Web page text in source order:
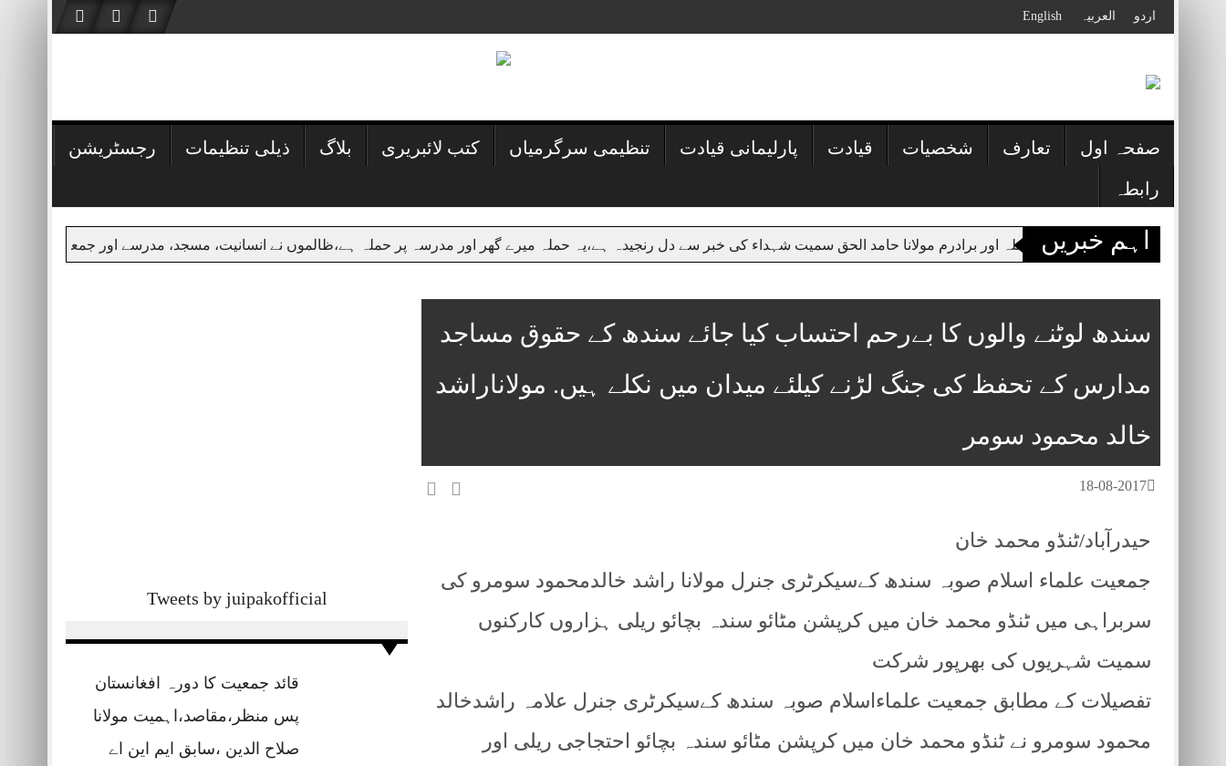
to
content
اردو العربیہ English
صفحہ اول تعارف شخصیات قیادت پارلیمانی قیادت تنظیمی سرگرمیاں کتب لائبریری بلاگ ذیلی تنظیمات رجسٹریشن
رابطہ
اہم خبریں
حقانیہ پر حملہ اور برادرم مولانا حامد الحق سمیت شہداء کی خبر سے دل رنجیدہ ہے،یہ حملہ میرے گھر اور مدرسہ پر حملہ ہے،ظالموں نے انسانیت، مسجد، مدرسے اور جمعہ کی حرمت پامال کی،کے
Tweets by juipakofficial
قائد جمعیت کا دورہ افغانستان
پس منظر،مقاصد،اہمیت مولانا
صلاح الدین ،سابق ایم این اے
سندھ لوٹنے والوں کا بےرحم احتساب کیا جائے سندھ کے حقوق مساجد
مدارس کے تحفظ کی جنگ لڑنے کیلئے میدان میں نکلے ہیں. مولاناراشد
خالد محمود سومر
18-08-2017
حیدرآباد/ٹنڈو محمد خان
جمعیت علماء اسلام صوبہ سندھ کےسیکرٹری جنرل مولانا راشد خالدمحمود سومرو کی
سربراہی میں ٹنڈو محمد خان میں کرپشن مٹائو سندہ بچائو ریلی ہزاروں کارکنوں
سمیت شہریوں کی بھرپور شرکت
تفصیلات کے مطابق جمعیت علماءاسلام صوبہ سندھ کےسیکرٹری جنرل علامہ راشدخالد
محمود سومرو نے ٹنڈو محمد خان میں کرپشن مٹائو سندہ بچائو احتجاجی ریلی اور